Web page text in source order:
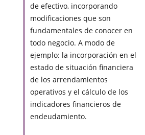
de efectivo, incorporando
modificaciones que son
fundamentales de conocer en
todo negocio. A modo de
ejemplo: la incorporación en el
estado de situación financiera
de los arrendamientos
operativos y el cálculo de los
indicadores financieros de
endeudamiento.